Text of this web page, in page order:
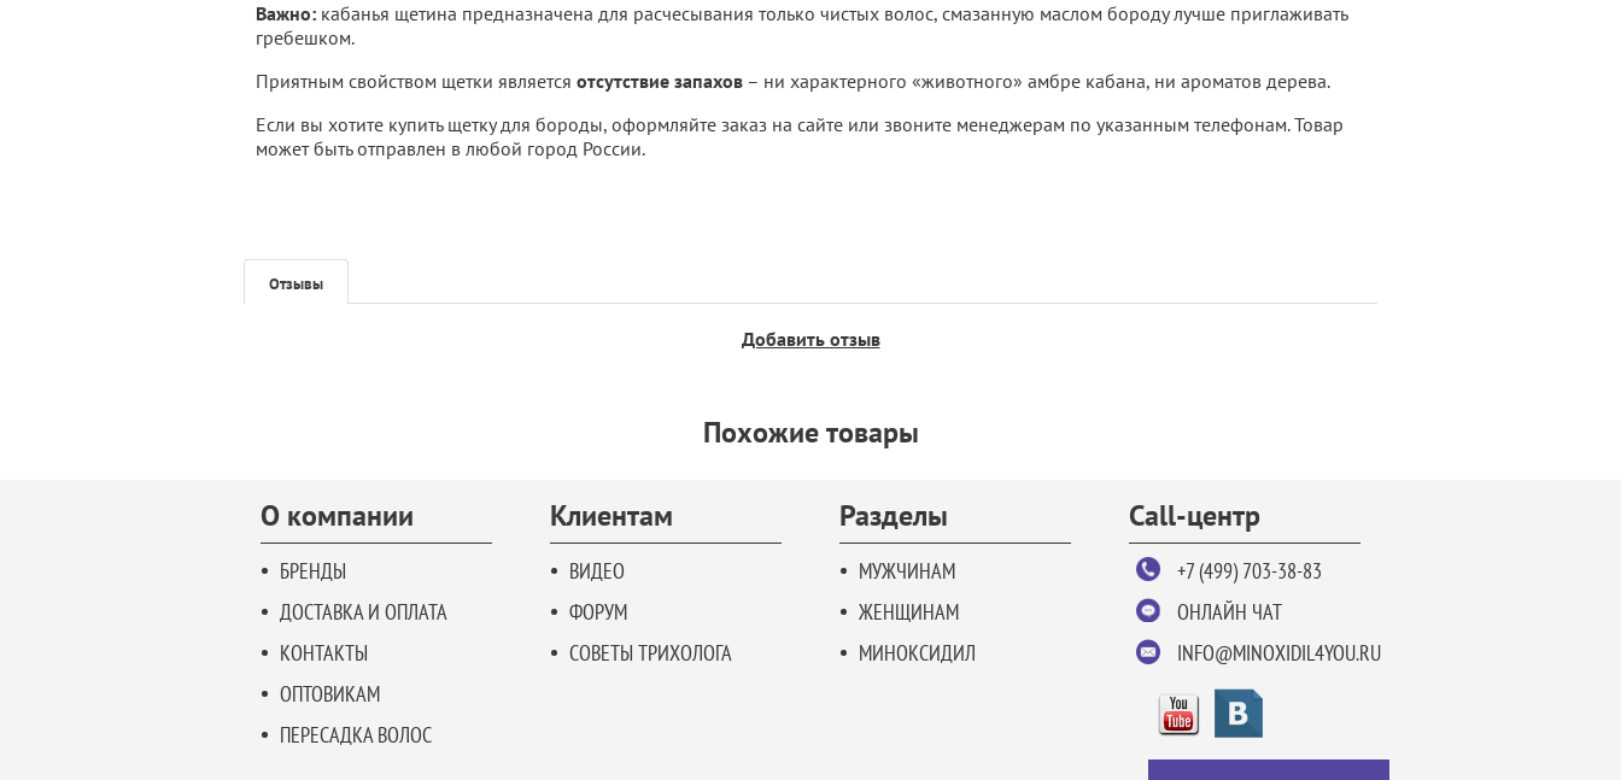
Важно: кабанья щетина предназначена для расчесывания только чистых волос, смазанную маслом бороду лучше приглаживать
гребешком.
Приятным свойством щетки является отсутствие запахов – ни характерного «животного» амбре кабана, ни ароматов дерева.
Если вы хотите купить щетку для бороды, оформляйте заказ на сайте или звоните менеджерам по указанным телефонам. Товар
может быть отправлен в любой город России.
Отзывы
Добавить отзыв
Похожие товары
О компании
БРЕНДЫ
ДОСТАВКА И ОПЛАТА
КОНТАКТЫ
ОПТОВИКАМ
ПЕРЕСАДКА ВОЛОС
Клиентам
ВИДЕО
ФОРУМ
СОВЕТЫ ТРИХОЛОГА
Разделы
МУЖЧИНАМ
ЖЕНЩИНАМ
МИНОКСИДИЛ
Call-центр
+7 (499) 703-38-83
ОНЛАЙН ЧАТ
INFO@MINOXIDIL4YOU.RU